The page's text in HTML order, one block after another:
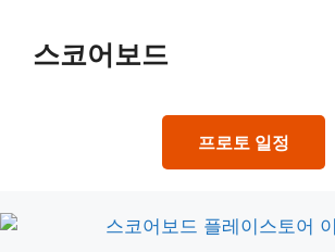
content스코어보드
프로토 일정